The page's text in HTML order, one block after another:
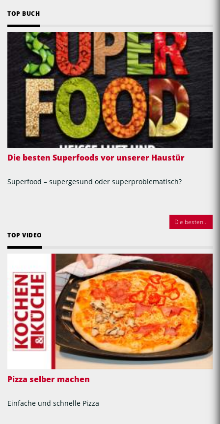
TOP BUCH
Die besten Superfoods vor unserer Haustür
Superfood – supergesund oder superproblematisch?
Die besten...
TOP VIDEO
Pizza selber machen
Einfache und schnelle Pizza